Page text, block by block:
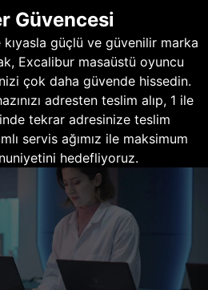
Güvencesi
güçlü ve güvenilir marka
Excalibur masaüstü oyuncu
çok daha güvende hissedin.
adresten teslim alıp, 1 ile
tekrar adresinize teslim
servis ağımız ile maksimum
hedefliyoruz.